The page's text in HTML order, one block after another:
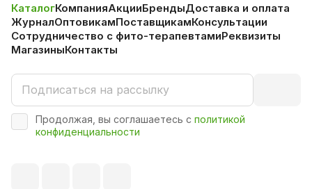
КаталогКомпанияАкцииБрендыДоставка и оплата
ЖурналОптовикамПоставщикамКонсультации
Сотрудничество с фито-терапевтамиРеквизиты
МагазиныКонтакты
Продолжая, вы соглашаетесь с политикой
конфиденциальности